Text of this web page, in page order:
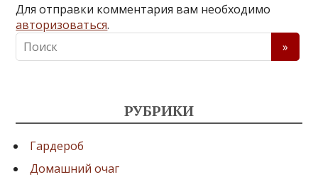
Для отправки комментария вам необходимо
авторизоваться.
РУБРИКИ
Гардероб
Домашний очаг